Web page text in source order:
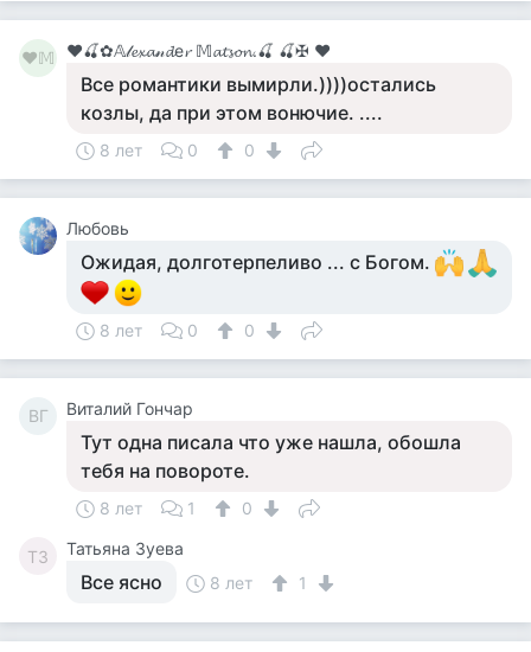
♥𝕄 ♥🍒✿𝔸𝓁𝓮𝔁𝓪𝓃𝓭е𝓻 𝕄𝓪𝓽𝓼𝓸𝓷.🍒 🍒✠ ♥
Все романтики вымирли.))))остались
козлы, да при этом вонючие. ....
8 лет 0 0
Любовь
Ожидая, долготерпеливо ... с Богом.
8 лет 0 0
ВГ Виталий Гончар
Тут одна писала что уже нашла, обошла
тебя на повороте.
8 лет 1 0
ТЗ Татьяна Зуева
Все ясно 8 лет 1